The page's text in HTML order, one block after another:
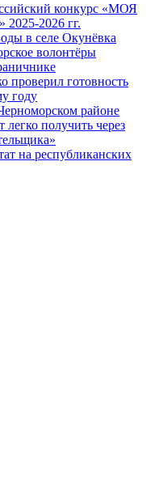
конкурс «МОЯ
2026 гг.
в селе Окунёвка
волонтёры
проверил готовность
году
районе
получить через
на республиканских